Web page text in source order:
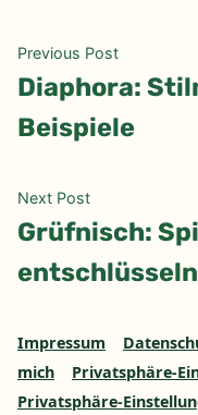
Previous PostPrevious
post:
Diaphora:
Beispiele
Next PostNext
post:
Grüfnisch:
Impressum
mich
Privatsphäre-
Privatsphäre-